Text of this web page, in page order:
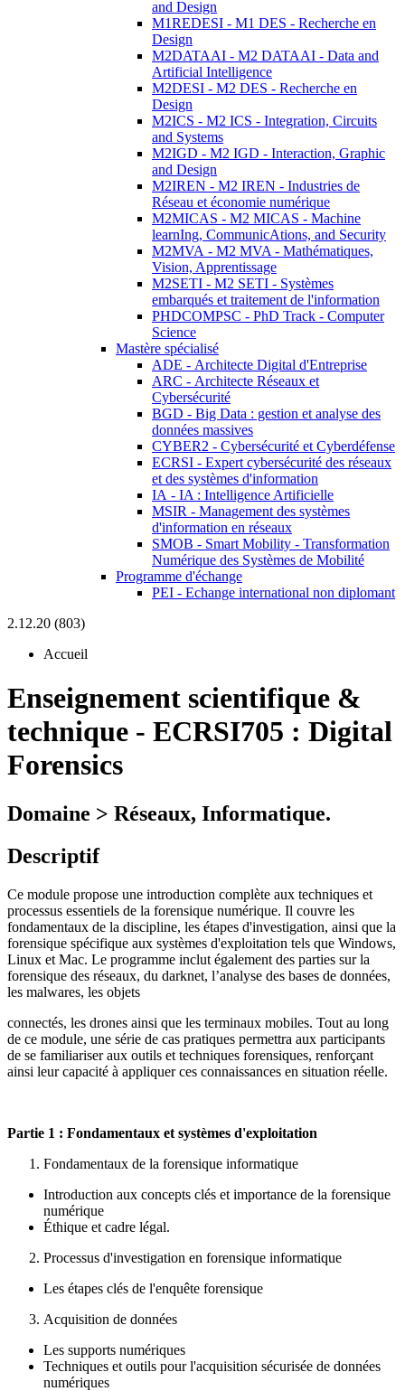
and Design
M1REDESI - M1 DES - Recherche en
Design
M2DATAAI - M2 DATAAI - Data and
Artificial Intelligence
M2DESI - M2 DES - Recherche en
Design
M2ICS - M2 ICS - Integration, Circuits
and Systems
M2IGD - M2 IGD - Interaction, Graphic
and Design
M2IREN - M2 IREN - Industries de
Réseau et économie numérique
M2MICAS - M2 MICAS - Machine
learnIng, CommunicAtions, and Security
M2MVA - M2 MVA - Mathématiques,
Vision, Apprentissage
M2SETI - M2 SETI - Systèmes
embarqués et traitement de l'information
PHDCOMPSC - PhD Track - Computer
Science
Mastère spécialisé
ADE - Architecte Digital d'Entreprise
ARC - Architecte Réseaux et
Cybersécurité
BGD - Big Data : gestion et analyse des
données massives
CYBER2 - Cybersécurité et Cyberdéfense
ECRSI - Expert cybersécurité des réseaux
et des systèmes d'information
IA - IA : Intelligence Artificielle
MSIR - Management des systèmes
d'information en réseaux
SMOB - Smart Mobility - Transformation
Numérique des Systèmes de Mobilité
Programme d'échange
PEI - Echange international non diplomant
2.12.20 (803)
Accueil
Enseignement scientifique &
technique - ECRSI705 : Digital
Forensics
Domaine > Réseaux, Informatique.
Descriptif
Ce module propose une introduction complète aux techniques et
processus essentiels de la forensique numérique. Il couvre les
fondamentaux de la discipline, les étapes d'investigation, ainsi que la
forensique spécifique aux systèmes d'exploitation tels que Windows,
Linux et Mac. Le programme inclut également des parties sur la
forensique des réseaux, du darknet, l’analyse des bases de données,
les malwares, les objets
connectés, les drones ainsi que les terminaux mobiles. Tout au long
de ce module, une série de cas pratiques permettra aux participants
de se familiariser aux outils et techniques forensiques, renforçant
ainsi leur capacité à appliquer ces connaissances en situation réelle.
Partie 1 : Fondamentaux et systèmes d'exploitation
Fondamentaux de la forensique informatique
Introduction aux concepts clés et importance de la forensique
numérique
Éthique et cadre légal.
Processus d'investigation en forensique informatique
Les étapes clés de l'enquête forensique
Acquisition de données
Les supports numériques
Techniques et outils pour l'acquisition sécurisée de données
numériques